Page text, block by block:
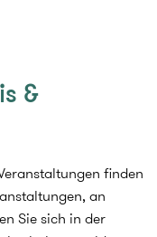
&
finden
an
Sie sich in der